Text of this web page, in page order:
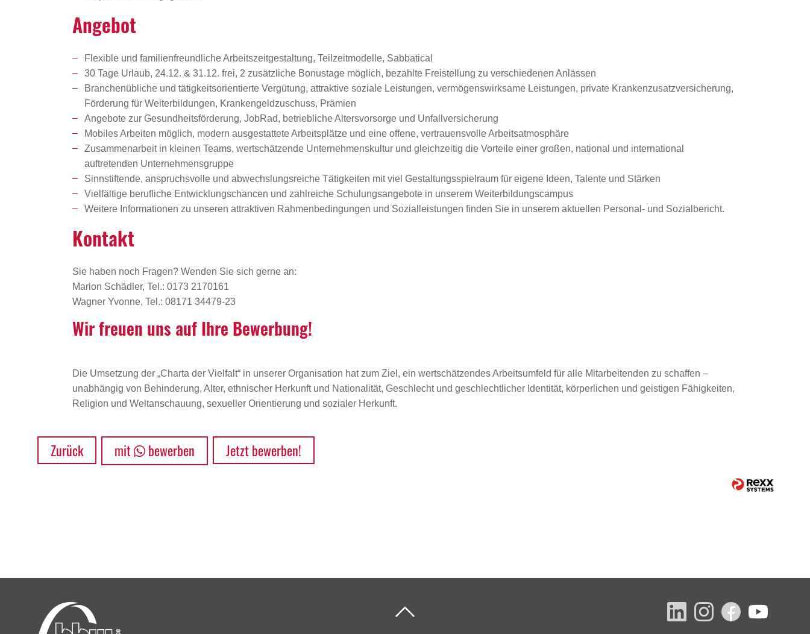
Angebot
Flexible und familienfreundliche Arbeitszeitgestaltung, Teilzeitmodelle, Sabbatical
30 Tage Urlaub, 24.12. & 31.12. frei, 2 zusätzliche Bonustage möglich, bezahlte Freistellung zu verschiedenen Anlässen
Branchenübliche und tätigkeitsorientierte Vergütung, attraktive soziale Leistungen, vermögenswirksame Leistungen, private Krankenzusatzversicherung,
Förderung für Weiterbildungen, Krankengeldzuschuss, Prämien
Angebote zur Gesundheitsförderung, JobRad, betriebliche Altersvorsorge und Unfallversicherung
Mobiles Arbeiten möglich, modern ausgestattete Arbeitsplätze und eine offene, vertrauensvolle Arbeitsatmosphäre
Zusammenarbeit in kleinen Teams, wertschätzende Unternehmenskultur und gleichzeitig die Vorteile einer großen, national und international
auftretenden Unternehmensgruppe
Sinnstiftende, anspruchsvolle und abwechslungsreiche Tätigkeiten mit viel Gestaltungsspielraum für eigene Ideen, Talente und Stärken
Vielfältige berufliche Entwicklungschancen und zahlreiche Schulungsangebote in unserem Weiterbildungscampus
Weitere Informationen zu unseren attraktiven Rahmenbedingungen und Sozialleistungen finden Sie in unserem aktuellen Personal- und Sozialbericht.
Kontakt
Sie haben noch Fragen? Wenden Sie sich gerne an:
Marion Schädler, Tel.: 0173 2170161
Wagner Yvonne, Tel.: 08171 34479-23
Wir freuen uns auf Ihre Bewer­bung!
Die Umsetzung der „Charta der Vielfalt“ in unserer Organisation hat zum Ziel, ein wertschätzendes Arbeitsumfeld für alle Mitarbeitenden zu schaffen –
unabhängig von Behinderung, Alter, ethnischer Herkunft und Nationalität, Geschlecht und geschlechtlicher Identität, körperlichen und geistigen Fähigkeiten,
Religion und Weltanschauung, sexueller Orientierung und sozialer Herkunft.
Zurück mit bewerben Jetzt bewerben!